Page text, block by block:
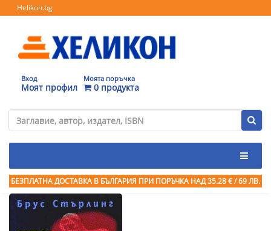
Helikon.bg
Вход
Моят профил
Моята поръчка
0 продукта
БЕЗПЛАТНА ДОСТАВКА В БЪЛГАРИЯ ПРИ ПОРЪЧКА НАД 35.28 € / 69 ЛВ.